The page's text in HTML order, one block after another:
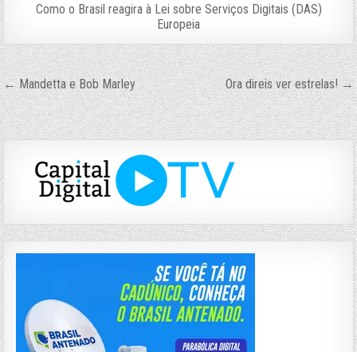
Como o Brasil reagira à Lei sobre Serviços Digitais (DAS)
Europeia
Navegação
de
Post
← Mandetta e Bob Marley Ora direis ver estrelas! →